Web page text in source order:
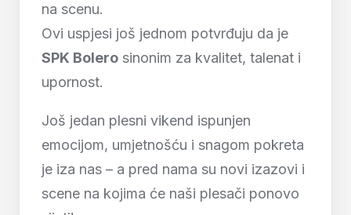
na scenu.
Ovi uspjesi još jednom potvrđuju da je
SPK Bolero sinonim za kvalitet, talenat i
upornost.
Još jedan plesni vikend ispunjen
emocijom, umjetnošću i snagom pokreta
je iza nas – a pred nama su novi izazovi i
scene na kojima će naši plesači ponovo